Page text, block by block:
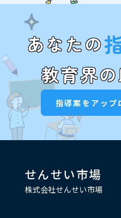
あなたの
教育界
指導案をアップ
せんせい市場
株式会社せんせい市場